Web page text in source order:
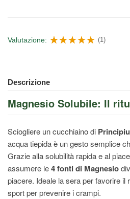
Valutazione: (1)
Descrizione
Magnesio Solubile: Il
Sciogliere un cucchiaino di
acqua tiepida è un gesto semplice
Grazie alla solubilità rapida e al
assumere le4 fonti di Magnesio
piacere. Ideale la sera per favorire il
sport per prevenire i crampi.